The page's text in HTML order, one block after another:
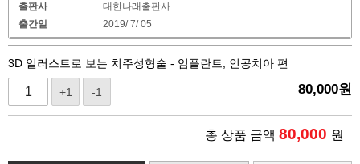
출판사
대한나래출판사
출간일
2019/ 7/ 05
3D 일러스트로 보는 치주성형술 - 임플란트, 인공치아 편
+1 -1 80,000원
총 상품 금액 80,000 원